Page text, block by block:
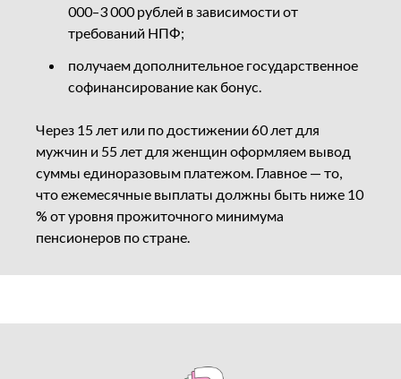
000–3 000 рублей в зависимости от
требований НПФ;
получаем дополнительное государственное
софинансирование как бонус.
Через 15 лет или по достижении 60 лет для
мужчин и 55 лет для женщин оформляем вывод
суммы единоразовым платежом. Главное — то,
что ежемесячные выплаты должны быть ниже 10
% от уровня прожиточного минимума
пенсионеров по стране.